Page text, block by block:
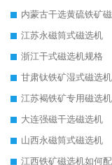
内蒙古干选黄硫铁矿
江苏永磁筒式磁选机
浙江干式磁选机规格
甘肃钛铁矿湿式磁选机
江苏褐铁矿专用磁选机
大连强磁干选磁选机
山西永磁筒式磁选机
江西铁矿磁选机如何